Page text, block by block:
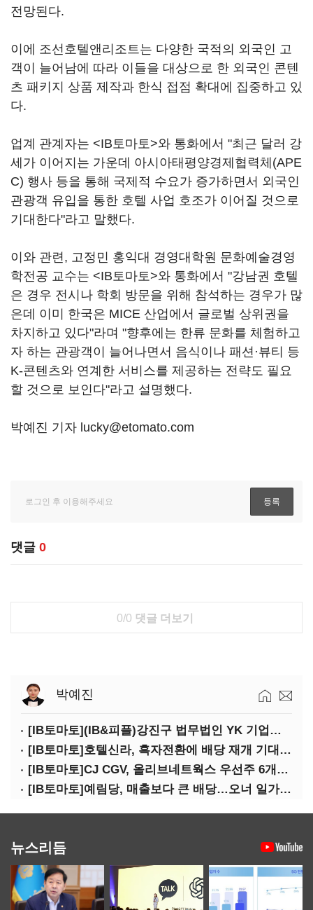
전망된다.
이에 조선호텔앤리조트는 다양한 국적의 외국인 고
객이 늘어남에 따라 이들을 대상으로 한 외국인 콘텐
츠 패키지 상품 제작과 한식 접점 확대에 집중하고 있
다.
업계 관계자는 <IB토마토>와 통화에서 "최근 달러 강
세가 이어지는 가운데 아시아태평양경제협력체(APE
C) 행사 등을 통해 국제적 수요가 증가하면서 외국인
관광객 유입을 통한 호텔 사업 호조가 이어질 것으로
기대한다"라고 말했다.
이와 관련, 고정민 홍익대 경영대학원 문화예술경영
학전공 교수는 <IB토마토>와 통화에서 "강남권 호텔
은 경우 전시나 학회 방문을 위해 참석하는 경우가 많
은데 이미 한국은 MICE 산업에서 글로벌 상위권을
차지하고 있다"라며 "향후에는 한류 문화를 체험하고
자 하는 관광객이 늘어나면서 음식이나 패션·뷰티 등
K-콘텐츠와 연계한 서비스를 제공하는 전략도 필요
할 것으로 보인다"라고 설명했다.
박예진 기자 lucky@etomato.com
댓글 0
0/0 댓글 더보기
박예진
[IB토마토](IB&피플)강진구 법무법인 YK 기업거버넌스센터 센터장
[IB토마토]호텔신라, 흑자전환에 배당 재개 기대감…삼성생명도 웃을까
[IB토마토]CJ CGV, 올리브네트웍스 우선주 6개월 만에 상환…왜?
[IB토마토]예림당, 매출보다 큰 배당…오너 일가에 절반 간다
뉴스리듬